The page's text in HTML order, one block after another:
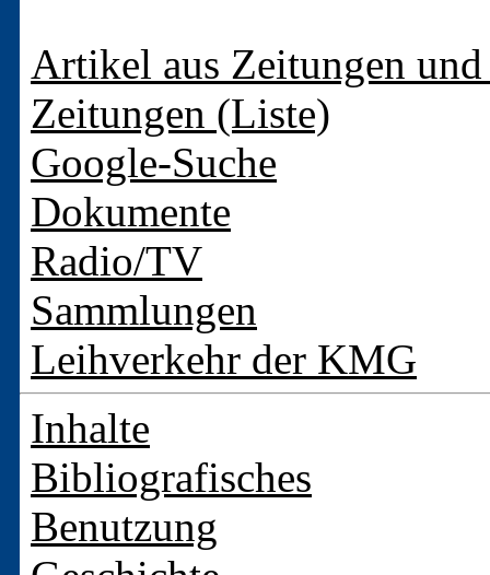
Artikel aus Zeitungen
Zeitungen (Liste)
Google-Suche
Dokumente
Radio/TV
Sammlungen
Leihverkehr der KMG
Inhalte
Bibliografisches
Benutzung